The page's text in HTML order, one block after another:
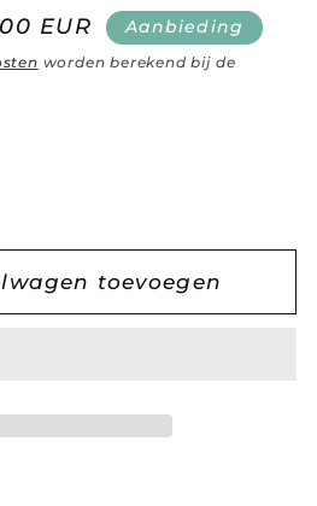
EUR Aanbieding
worden berekend bij de
toevoegen